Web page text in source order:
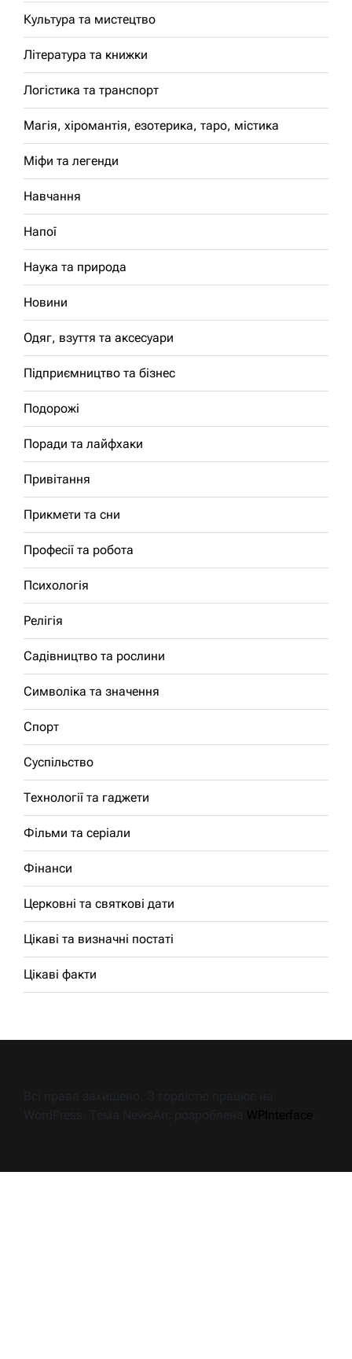
Культура та мистецтво
Література та книжки
Логістика та транспорт
Магія, хіромантія, езотерика, таро, містика
Міфи та легенди
Навчання
Напої
Наука та природа
Новини
Одяг, взуття та аксесуари
Підприємництво та бізнес
Подорожі
Поради та лайфхаки
Привітання
Прикмети та сни
Професії та робота
Психологія
Релігія
Садівництво та рослини
Символіка та значення
Спорт
Суспільство
Технології та гаджети
Фільми та серіали
Фінанси
Церковні та святкові дати
Цікаві та визначні постаті
Цікаві факти